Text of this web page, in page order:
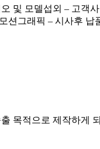
및 모델섭외 – 고객
션그래픽 – 시사후 납
목적으로 제작하게